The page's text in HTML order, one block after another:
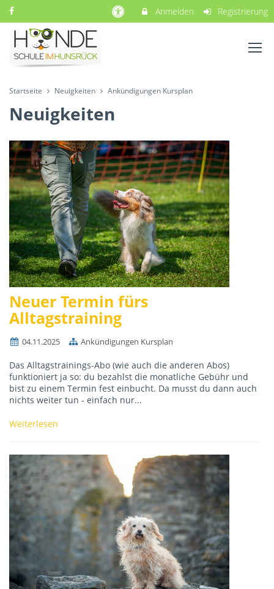
Anmelden Registrierung
Startseite Neuigkeiten Ankündigungen Kursplan
Neuigkeiten
Neuer Termin fürs
Alltagstraining
04.11.2025 Ankündigungen Kursplan
Das Alltagstrainings-Abo (wie auch die anderen Abos)
funktioniert ja so: du bezahlst die monatliche Gebühr und
bist zu einem Termin fest einbucht. Da musst du dann auch
nichts weiter tun - einfach nur...
Weiterlesen